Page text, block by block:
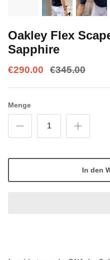
Oakley Flex
Sapphire
€290.00 €345.00
Menge
In den